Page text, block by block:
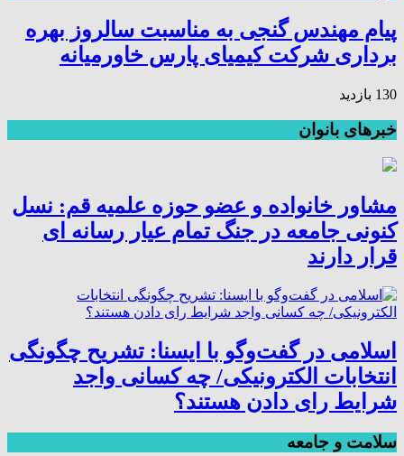
پیام مهندس گنجی به مناسبت سالروز بهره
برداری شرکت کیمیای پارس خاورمیانه
130 بازدید
خبرهای بانوان
مشاور خانواده و عضو حوزه علمیه قم: نسل
کنونی جامعه در جنگ تمام عیار رسانه ای
قرار دارند
اسلامی در گفت‌وگو با ایسنا: تشریح چگونگی
انتخابات الکترونیکی/ چه کسانی واجد
شرایط رای دادن هستند؟
سلامت و جامعه